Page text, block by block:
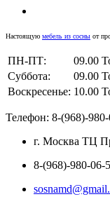
Настоящую мебель из сосны от
ПН-ПТ:
09.00
Суббота:
09.00
Воскресенье: 10.00
Телефон: 8-(968)-
г. Москва ТЦ
8-(968)-980-06-